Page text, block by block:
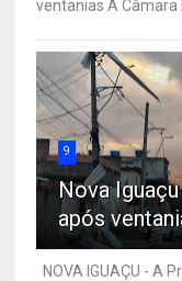
ventanias A Câmara
9
Nova
após
NOVA IGUAÇU - A